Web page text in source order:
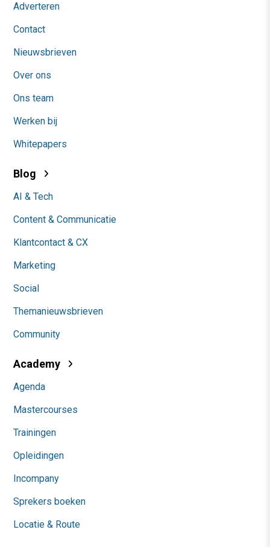
Adverteren
Contact
Nieuwsbrieven
Over ons
Ons team
Werken bij
Whitepapers
Blog
AI & Tech
Content & Communicatie
Klantcontact & CX
Marketing
Social
Themanieuwsbrieven
Community
Academy
Agenda
Mastercourses
Trainingen
Opleidingen
Incompany
Sprekers boeken
Locatie & Route